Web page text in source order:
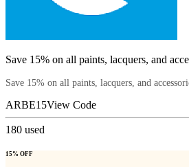
Save 15% on all paints, lacquers, and
Save 15% on all paints, lacquers, and
ARBE15View Code
180 used
15% OFF